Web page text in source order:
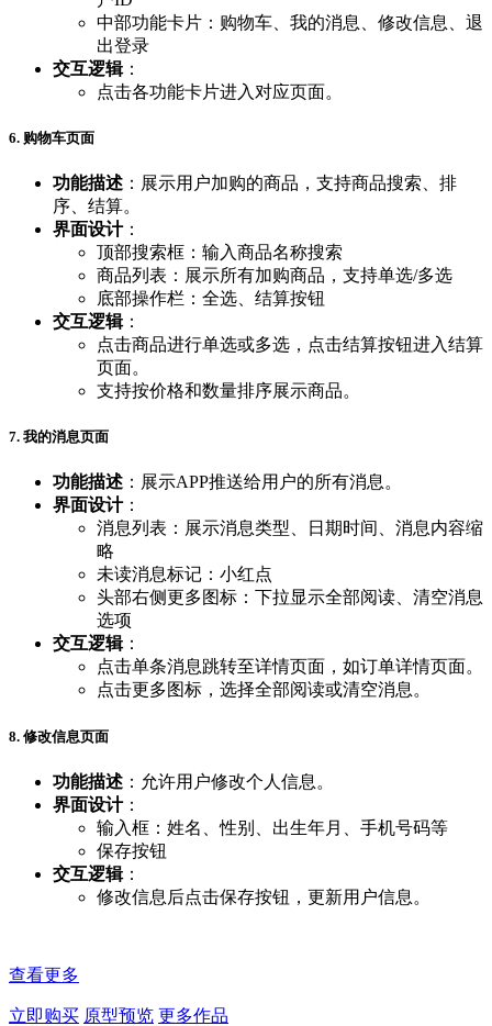
中部功能卡片：购物车、我的消息、修改信息、退
出登录
交互逻辑：
点击各功能卡片进入对应页面。
6. 购物车页面
功能描述 ：展示用户加购的商品，支持商品搜索、排
序、结算。
界面设计：
顶部搜索框：输入商品名称搜索
商品列表：展示所有加购商品，支持单选/多选
底部操作栏：全选、结算按钮
交互逻辑：
点击商品进行单选或多选，点击结算按钮进入结算
页面。
支持按价格和数量排序展示商品。
7. 我的消息页面
功能描述 ：展示APP推送给用户的所有消息。
界面设计：
消息列表：展示消息类型、日期时间、消息内容缩
略
未读消息标记：小红点
头部右侧更多图标：下拉显示全部阅读、清空消息
选项
交互逻辑：
点击单条消息跳转至详情页面，如订单详情页面。
点击更多图标，选择全部阅读或清空消息。
8. 修改信息页面
功能描述 ：允许用户修改个人信息。
界面设计：
输入框：姓名、性别、出生年月、手机号码等
保存按钮
交互逻辑：
修改信息后点击保存按钮，更新用户信息。
查看更多
立即购买 原型预览 更多作品